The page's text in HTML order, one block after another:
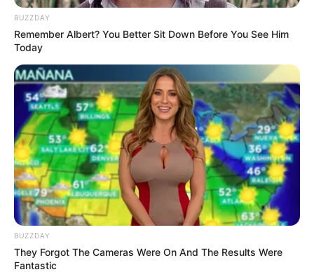
(foto:instagram/moektito)
BUZZDAY
Remember Albert? You Better Sit Down Before You See Him
Today
BUZZDAY
They Forgot The Cameras Were On And The Results Were
Fantastic